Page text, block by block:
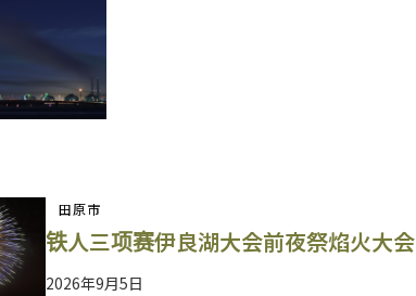
田原市
铁人三项赛伊良湖大会前夜祭焰火大会
2026年9月5日